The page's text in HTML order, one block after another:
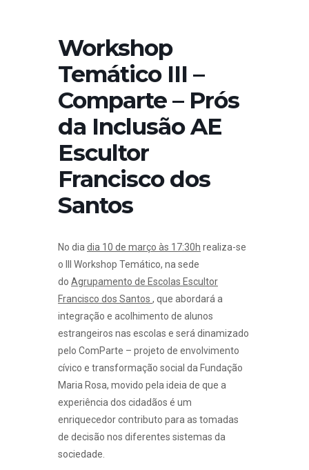
Workshop
Temático III –
Comparte – Prós
da Inclusão AE
Escultor
Francisco dos
Santos
No dia dia 10 de março às 17:30h realiza-se
o III Workshop Temático, na sede
do Agrupamento de Escolas Escultor
Francisco dos Santos , que abordará a
integração e acolhimento de alunos
estrangeiros nas escolas e será dinamizado
pelo ComParte – projeto de envolvimento
cívico e transformação social da Fundação
Maria Rosa, movido pela ideia de que a
experiência dos cidadãos é um
enriquecedor contributo para as tomadas
de decisão nos diferentes sistemas da
sociedade.